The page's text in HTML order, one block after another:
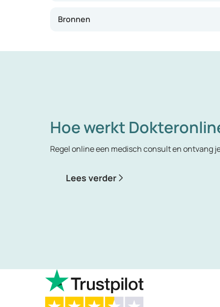
Bronnen
Hoe werkt
Regel online een medisch consult en ontvang
Lees verder